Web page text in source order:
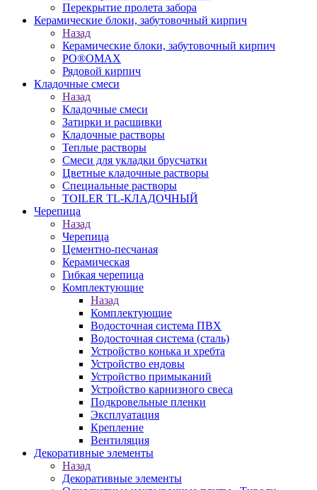
Перекрытие пролета забора
Керамические блоки, забутовочный кирпич
Назад
Керамические блоки, забутовочный кирпич
PO®OMAX
Рядовой кирпич
Кладочные смеси
Назад
Кладочные смеси
Затирки и расшивки
Кладочные растворы
Теплые растворы
Смеси для укладки брусчатки
Цветные кладочные растворы
Специальные растворы
TOILER TL-КЛАДОЧНЫЙ
Черепица
Назад
Черепица
Цементно-песчаная
Керамическая
Гибкая черепица
Комплектующие
Назад
Комплектующие
Водосточная система ПВХ
Водосточная система (сталь)
Устройство конька и хребта
Устройство ендовы
Устройство примыканий
Устройство карнизного свеса
Подкровельные пленки
Эксплуатация
Крепление
Вентиляция
Декоративные элементы
Назад
Декоративные элементы